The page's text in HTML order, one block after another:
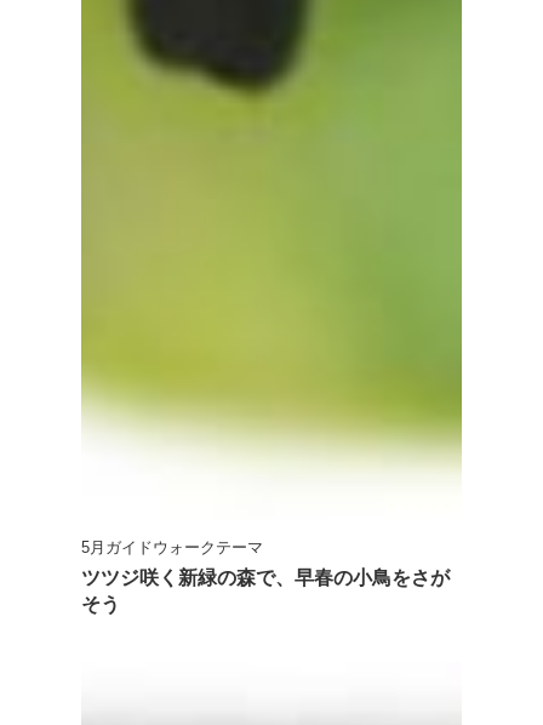
5月ガイドウォークテーマ
ツツジ咲く新緑の森で、早春の小鳥をさが
そう